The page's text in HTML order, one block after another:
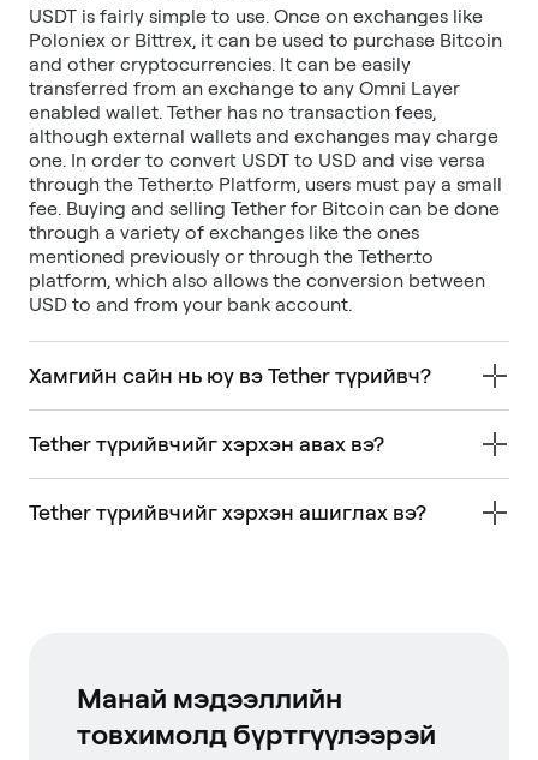
USDT is fairly simple to use. Once on exchanges like
Poloniex or Bittrex, it can be used to purchase Bitcoin
and other cryptocurrencies. It can be easily
transferred from an exchange to any Omni Layer
enabled wallet. Tether has no transaction fees,
although external wallets and exchanges may charge
one. In order to convert USDT to USD and vise versa
through the Tether.to Platform, users must pay a small
fee. Buying and selling Tether for Bitcoin can be done
through a variety of exchanges like the ones
mentioned previously or through the Tether.to
platform, which also allows the conversion between
USD to and from your bank account.
Хамгийн сайн нь юу вэ Tether түрийвч?
Tether түрийвчийг хэрхэн авах вэ?
Tether түрийвчийг хэрхэн ашиглах вэ?
Манай мэдээллийн
товхимолд бүртгүүлээрэй